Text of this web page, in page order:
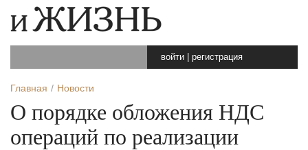
войти регистрация
Главная Новости
О порядке обложения НДС
операций по реализации